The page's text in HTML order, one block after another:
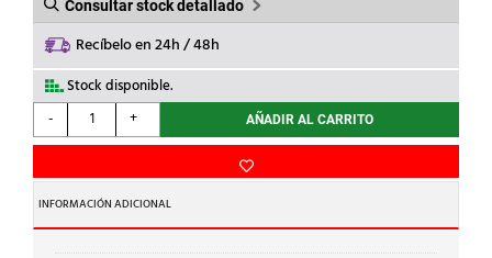
Consultar stock detallado
Recíbelo en 24h / 48h
Stock disponible.
-
GEWISS
-
DISTR.EMP.PTA.BL.54
MOD.IP40
cantidad
+ AÑADIR AL CARRITO
INFORMACIÓN ADICIONAL